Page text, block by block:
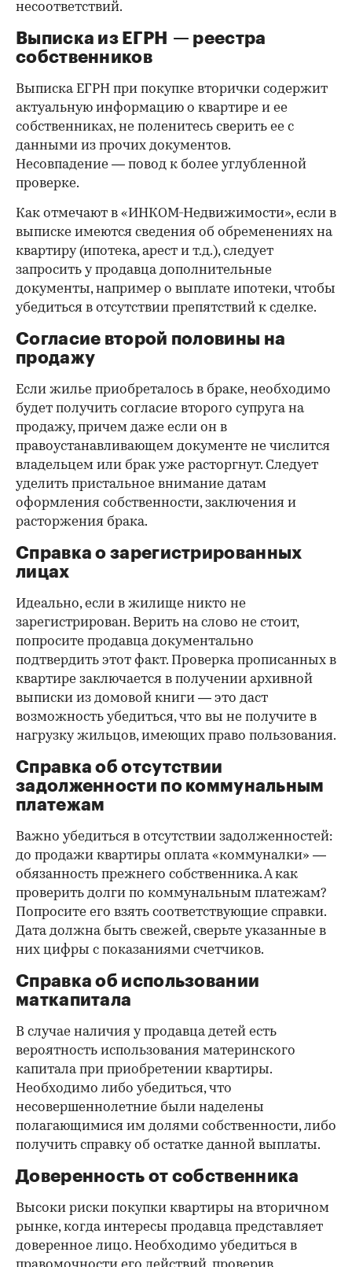
несоответствий.
Выписка из ЕГРН — реестра
собственников
Выписка ЕГРН при покупке вторички содержит
актуальную информацию о квартире и ее
собственниках, не поленитесь сверить ее с
данными из прочих документов.
Несовпадение — повод к более углубленной
проверке.
Как отмечают в «ИНКОМ-Недвижимости», если в
выписке имеются сведения об обременениях на
квартиру (ипотека, арест и т.д.), следует
запросить у продавца дополнительные
документы, например о выплате ипотеки, чтобы
убедиться в отсутствии препятствий к сделке.
Согласие второй половины на
продажу
Если жилье приобреталось в браке, необходимо
будет получить согласие второго супруга на
продажу, причем даже если он в
правоустанавливающем документе не числится
владельцем или брак уже расторгнут. Следует
уделить пристальное внимание датам
оформления собственности, заключения и
расторжения брака.
Справка о зарегистрированных
лицах
Идеально, если в жилище никто не
зарегистрирован. Верить на слово не стоит,
попросите продавца документально
подтвердить этот факт. Проверка прописанных в
квартире заключается в получении архивной
выписки из домовой книги — это даст
возможность убедиться, что вы не получите в
нагрузку жильцов, имеющих право пользования.
Справка об отсутствии
задолженности по коммунальным
платежам
Важно убедиться в отсутствии задолженностей:
до продажи квартиры оплата «коммуналки» —
обязанность прежнего собственника. А как
проверить долги по коммунальным платежам?
Попросите его взять соответствующие справки.
Дата должна быть свежей, сверьте указанные в
них цифры с показаниями счетчиков.
Справка об использовании
маткапитала
В случае наличия у продавца детей есть
вероятность использования материнского
капитала при приобретении квартиры.
Необходимо либо убедиться, что
несовершеннолетние были наделены
полагающимися им долями собственности, либо
получить справку об остатке данной выплаты.
Доверенность от собственника
Высоки риски покупки квартиры на вторичном
рынке, когда интересы продавца представляет
доверенное лицо. Необходимо убедиться в